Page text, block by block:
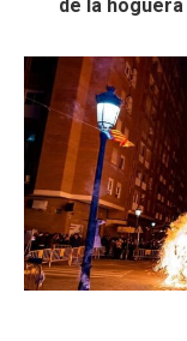
de la hoguera